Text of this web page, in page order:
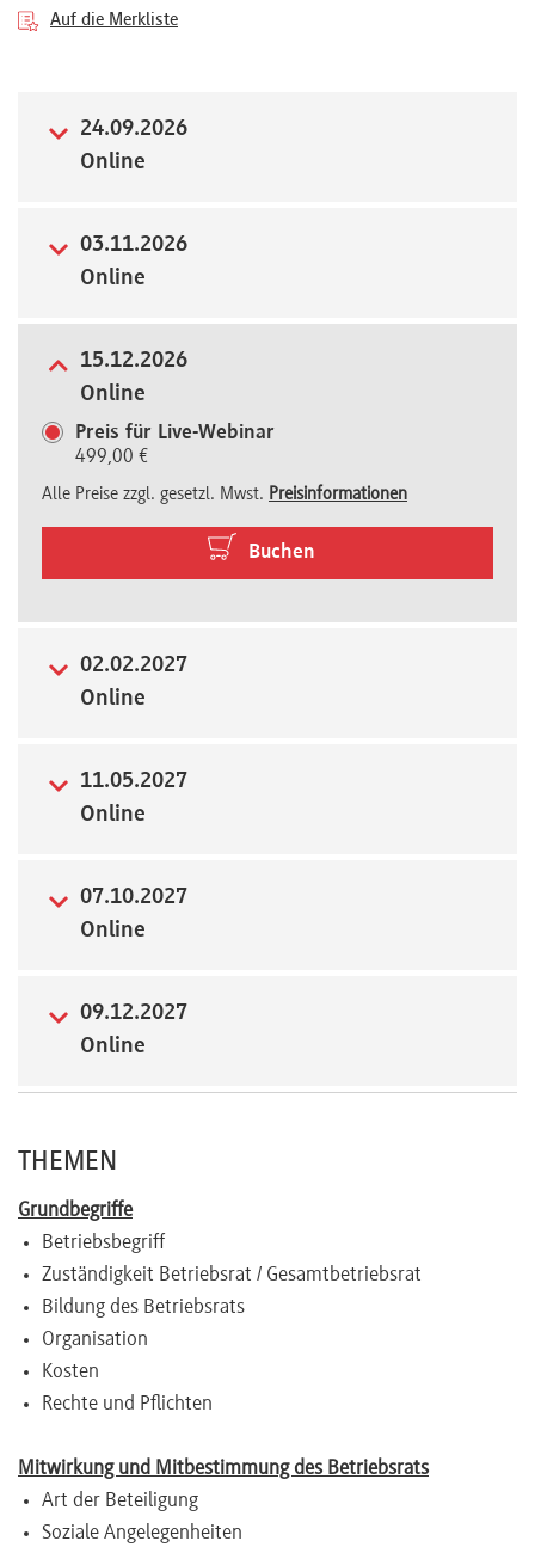
Über
Preisvorteile
FAQ
Auf die Merkliste
24.09.2026
Online
03.11.2026
Online
15.12.2026
Online
Preis für Live-Webinar
499,00 €
Alle Preise zzgl. gesetzl. Mwst. Preisinformationen
Buchen
02.02.2027
Online
11.05.2027
Online
07.10.2027
Online
09.12.2027
Online
THEMEN
Grundbegriffe
Betriebsbegriff
Zuständigkeit Betriebsrat / Gesamtbetriebsrat
Bildung des Betriebsrats
Organisation
Kosten
Rechte und Pflichten
Mitwirkung und Mitbestimmung des Betriebsrats
Art der Beteiligung
Soziale Angelegenheiten